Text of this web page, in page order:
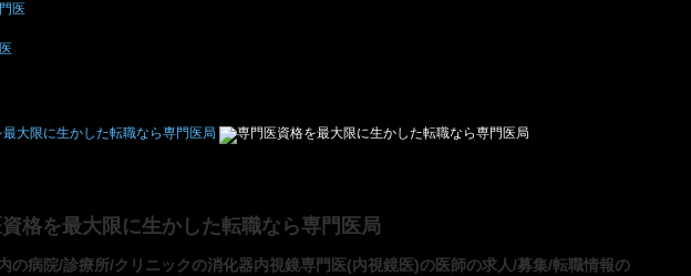
医
格を最大限に生かした転職なら専門医局
の病院/診療所/クリニックの消化器内視鏡専門医(内視鏡医)の医師の求人/募集/転職情報の